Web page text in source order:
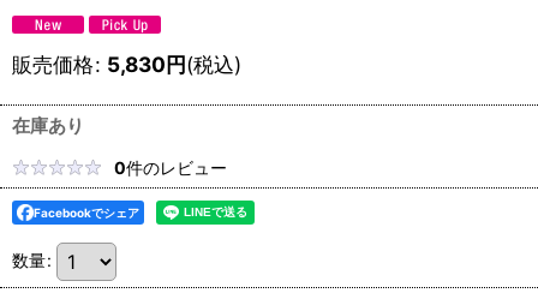
販売価格: 5,830円(税込)
在庫あり
0件のレビュー
Facebookでシェア
数量: